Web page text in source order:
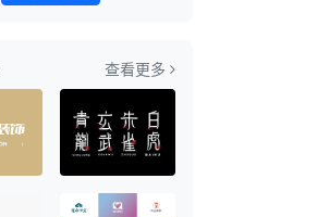
查看更多